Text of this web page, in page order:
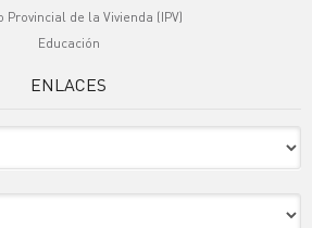
Provincial de la Vivienda (IPV)
Educación
ENLACES